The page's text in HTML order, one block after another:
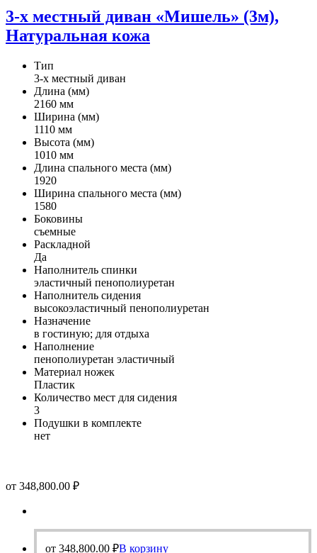
3-х местный диван «Мишель» (3м),
Натуральная кожа
Тип
3-х местный диван
Длина (мм)
2160 мм
Ширина (мм)
1110 мм
Высота (мм)
1010 мм
Длина спального места (мм)
1920
Ширина спального места (мм)
1580
Боковины
съемные
Раскладной
Да
Наполнитель спинки
эластичный пенополиуретан
Наполнитель сидения
высокоэластичный пенополиуретан
Назначение
в гостиную; для отдыха
Наполнение
пенополиуретан эластичный
Материал ножек
Пластик
Количество мест для сидения
3
Подушки в комплекте
нет
от 348,800.00 ₽
от 348,800.00 ₽В корзину